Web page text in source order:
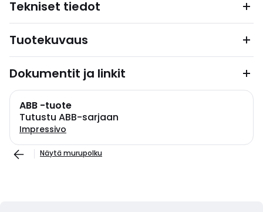
Tekniset tiedot
Tuotekuvaus
Dokumentit ja linkit
ABB -tuote
Tutustu ABB-sarjaan
Impressivo
Näytä murupolku